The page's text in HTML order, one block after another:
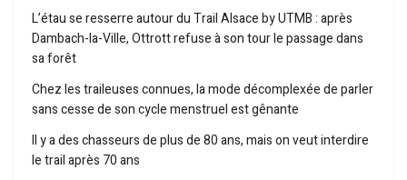
L’étau se resserre autour du Trail Alsace by UTMB : après
Dambach-la-Ville, Ottrott refuse à son tour le passage dans
sa forêt
Chez les traileuses connues, la mode décomplexée de parler
sans cesse de son cycle menstruel est gênante
Il y a des chasseurs de plus de 80 ans, mais on veut interdire
le trail après 70 ans